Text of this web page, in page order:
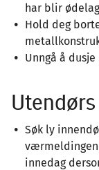
har blir
Hold deg
Unngå å
Utendørs
Søk ly
værmeldingen
innedag